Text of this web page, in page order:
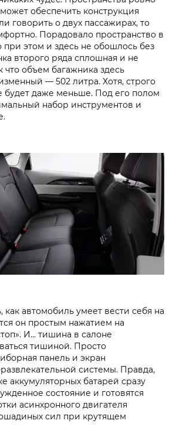
обеспечить конструкция
говорить о двух пассажирах, то
Порадовало пространство в
этом и здесь не обошлось без
второго ряда сплошная и не
что объем багажника здесь
— 502 литра. Хотя, строго
будет даже меньше. Под его полом
набор инструментов и
как автомобиль умеет вести себя на
он простым нажатием на
И… тишина в салоне
тишиной. Просто
панель и экран
системы. Правда,
аккумуляторных батарей сразу
состояние и готовятся
асинхронного двигателя
сил при крутящем